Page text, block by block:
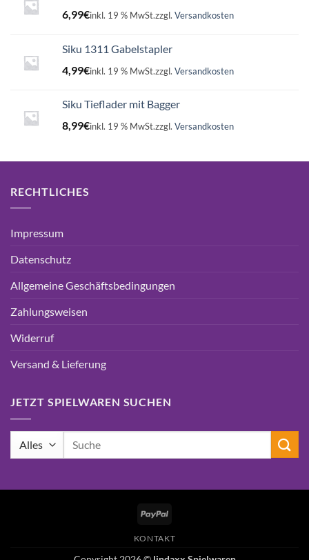
6,99€inkl. 19 % MwSt.zzgl. Versandkosten
Siku 1311 Gabelstapler
4,99€inkl. 19 % MwSt.zzgl. Versandkosten
Siku Tieflader mit Bagger
8,99€inkl. 19 % MwSt.zzgl. Versandkosten
RECHTLICHES
Impressum
Datenschutz
Allgemeine Geschäftsbedingungen
Zahlungsweisen
Widerruf
Versand & Lieferung
JETZT SPIELWAREN SUCHEN
PayPal
KONTAKT